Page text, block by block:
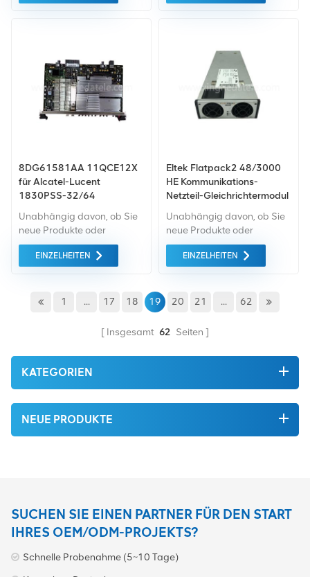
8x 100-MHz-MIMO-
und 2x QSFP+: 8×9,8 Gbit/s
für CPRI-Fronthaul.
8DG61581AA 11QCE12X
für Alcatel-Lucent
1830PSS-32/64
Unabhängig davon, ob Sie
neue Produkte oder
renovierte Produkte
benötigen, ist eine
Geräte auf dem grünen
Qualität und Umweltschutz
sind. All dies wird zum
bestmöglichen Preis
angeboten.
EINZELHEITEN
Eltek Flatpack2 48/3000
HE Kommunikations-
Netzteil-Gleichrichtermodul
Unabhängig davon, ob Sie
neue Produkte oder
renovierte Produkte
benötigen, ist eine
Geräte von höchster
Markt ein. All dies wird zum
bestmöglichen Preis
angeboten.
EINZELHEITEN
1 ... 17 18 19 20 21 ... 62
Insgesamt 62 Seiten
KATEGORIEN
NEUE PRODUKTE
SUCHEN SIE EINEN PARTNER FÜR DEN START
IHRES OEM/ODM-PROJEKTS?
Schnelle Probenahme (5~10 Tage)